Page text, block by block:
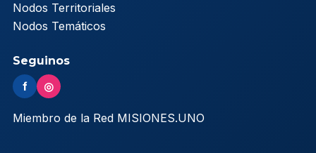
Nodos Territoriales
Nodos Temáticos
Seguinos
f ◎
Miembro de la Red MISIONES.UNO